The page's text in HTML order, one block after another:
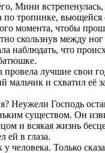
Мини
по тропинке, вьющейся
момента, чтобы
скользнув между
наблюдать, что
провела лучшие свои
и схватил её
Неужели Господь
существом. Он
и всякая жизнь
в глаза.
Только